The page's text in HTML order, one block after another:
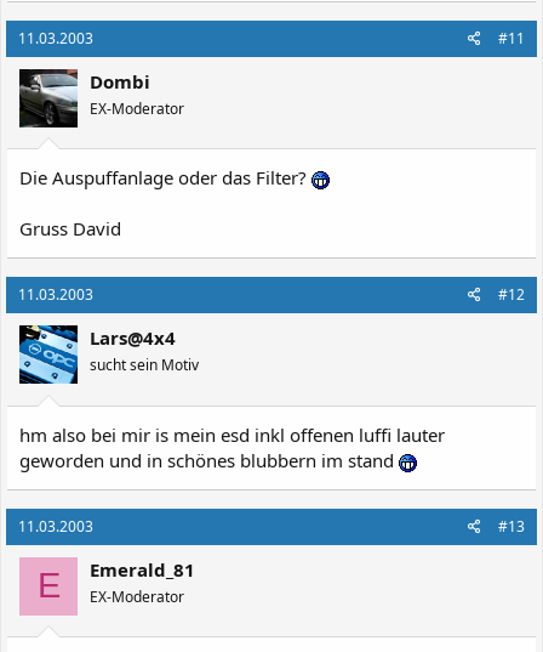
11.03.2003 #11
Dombi
EX-Moderator
Die Auspuffanlage oder das Filter?
Gruss David
11.03.2003 #12
Lars@4x4
sucht sein Motiv
hm also bei mir is mein esd inkl offenen luffi lauter
geworden und in schönes blubbern im stand
11.03.2003 #13
E Emerald_81
EX-Moderator